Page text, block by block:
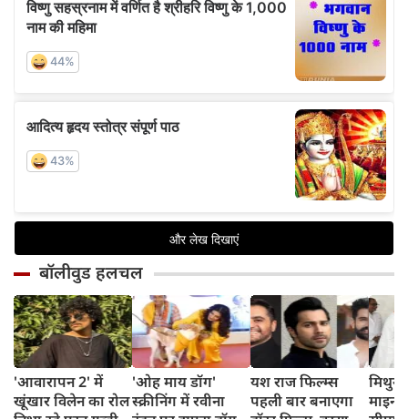
बॉलीवुड हलचल
'आवारापन 2' में
खूंखार विलेन का रोल
'ओह माय डॉग'
स्क्रीनिंग में रवीना
यश राज फिल्म्स
पहली बार बनाएगा
मिथुन